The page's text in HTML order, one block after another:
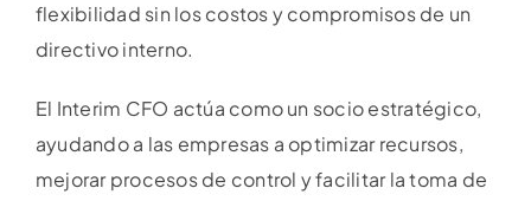
flexibilidad sin los costos y compromisos de un
directivo interno.
El Interim CFO actúa como un socio estratégico,
ayudando a las empresas a optimizar recursos,
mejorar procesos de control y facilitar la toma de